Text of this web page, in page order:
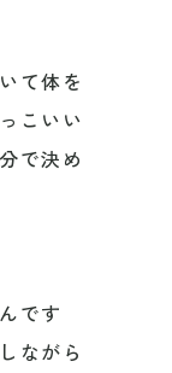
て体を
こいい
で決め
です
ながら